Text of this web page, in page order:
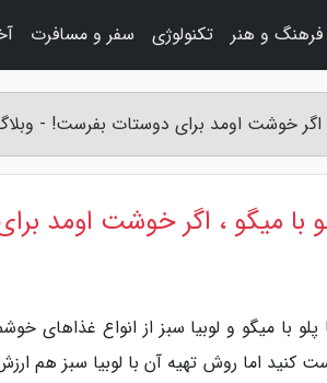
، اگر خوشت اومد برای دوستات بفرست! -
با میگو ، اگر خوشت اومد
با میگو و لوبیا سبز از انواع غذاهای
کنید اما روش تهیه آن با لوبیا سبز هم
فرهنگ و هنر تکنولوژی سفر و مسافرت